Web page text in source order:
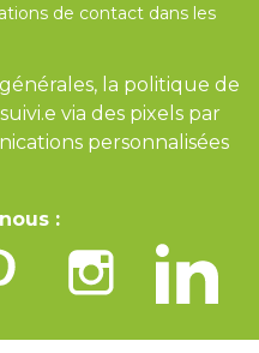
de contact dans les
la politique de
via des pixels par
personnalisées
: